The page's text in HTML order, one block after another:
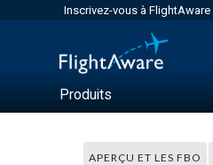
Inscrivez-vous à FlightAware
Produits
APERÇU ET LES FBO